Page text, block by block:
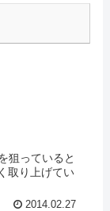
狙っていると
取り上げてい
2014.02.27